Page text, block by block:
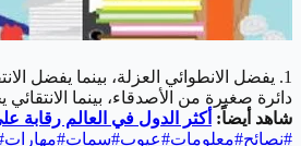
دائرة صغيرة من الأصدقاء، بينما
شاهد أيضاً: أكثر الدول في العالم رقابة
#نصائح#معلومات#عيوب#سمات#مهارات